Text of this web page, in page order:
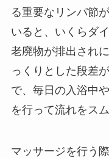
る重要なリンパ節
いると、いくらダ
老廃物が排出され
っくりとした段差
で、毎日の入浴中
を行って流れをス
マッサージを行う